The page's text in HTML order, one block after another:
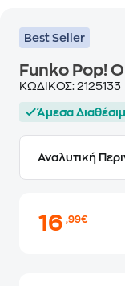
Best Seller
Funko Pop!
ΚΩΔΙΚΟΣ: 2125133
Άμεσα
Αναλυτική
16,99€